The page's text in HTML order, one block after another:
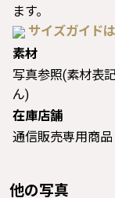
ます。
サイズガイド
素材
写真参照(素材表
ん)
在庫店舗
通信販売専用商品
他の写真